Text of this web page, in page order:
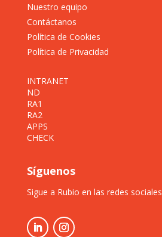
Nuestro equipo
Contáctanos
Política de Cookies
Política de Privacidad
INTRANET
ND
RA1
RA2
APPS
CHECK
Síguenos
Sigue a Rubio en las redes sociales